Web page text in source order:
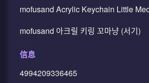
mofusand Acrylic Keychain Little
mofusand 아크릴 키링 꼬마냥 (서기)
信息
4994209336465